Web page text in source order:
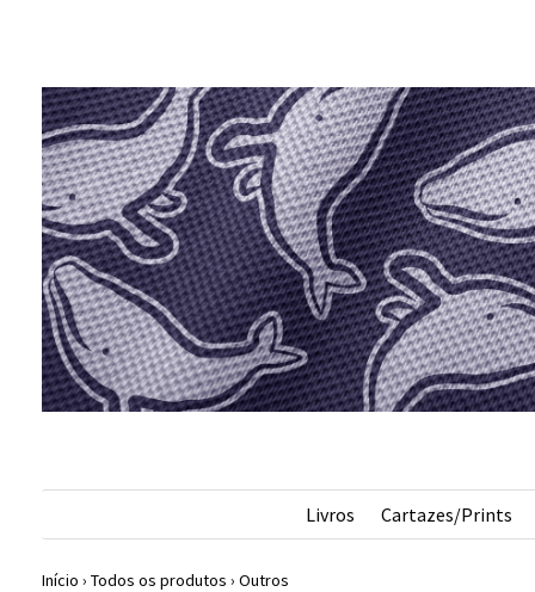
Livros Cartazes/Prints
Início › Todos os produtos › Outros